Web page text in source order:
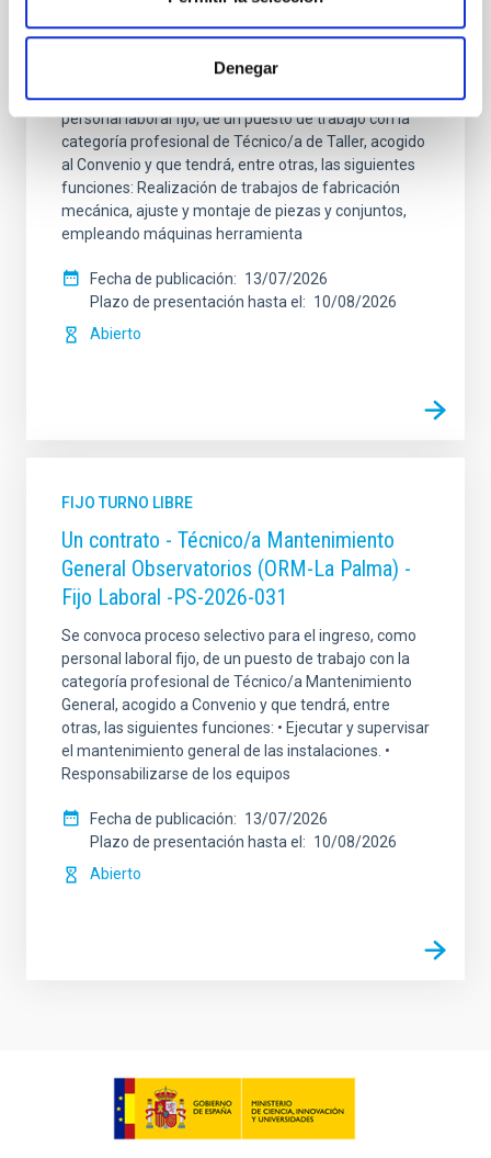
Denegar
Especialidad Mecánica- Fijo Laboral - PS-
Se convoca proceso selectivo para el ingreso, como
personal laboral fijo, de un puesto de trabajo con la
categoría profesional de Técnico/a de Taller, acogido
al Convenio y que tendrá, entre otras, las siguientes
funciones: Realización de trabajos de fabricación
mecánica, ajuste y montaje de piezas y conjuntos,
empleando máquinas herramienta
Fecha de publicación
13/07/2026
Plazo de presentación hasta el
10/08/2026
Abierto
FIJO TURNO LIBRE
Un contrato - Técnico/a Mantenimiento
General Observatorios (ORM-La Palma) -
Fijo Laboral -PS-2026-031
Se convoca proceso selectivo para el ingreso, como
personal laboral fijo, de un puesto de trabajo con la
categoría profesional de Técnico/a Mantenimiento
General, acogido a Convenio y que tendrá, entre
otras, las siguientes funciones: • Ejecutar y supervisar
el mantenimiento general de las instalaciones. •
Responsabilizarse de los equipos
Fecha de publicación
13/07/2026
Plazo de presentación hasta el
10/08/2026
Abierto